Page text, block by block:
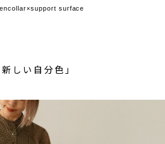
surface
新しい自分色」